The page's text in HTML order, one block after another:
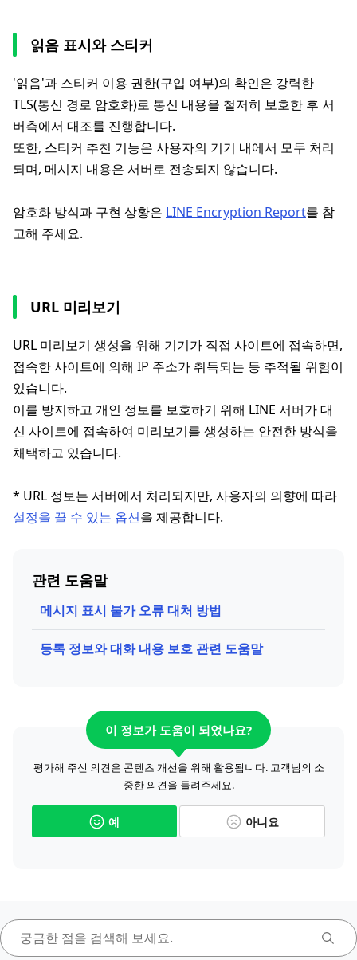
읽음 표시와 스티커
'읽음'과 스티커 이용 권한(구입 여부)의 확인은 강력한
TLS(통신 경로 암호화)로 통신 내용을 철저히 보호한 후 서
버측에서 대조를 진행합니다.
또한, 스티커 추천 기능은 사용자의 기기 내에서 모두 처리
되며, 메시지 내용은 서버로 전송되지 않습니다.
암호화 방식과 구현 상황은 LINE Encryption Report를 참
고해 주세요.
URL 미리보기
URL 미리보기 생성을 위해 기기가 직접 사이트에 접속하면,
접속한 사이트에 의해 IP 주소가 취득되는 등 추적될 위험이
있습니다.
이를 방지하고 개인 정보를 보호하기 위해 LINE 서버가 대
신 사이트에 접속하여 미리보기를 생성하는 안전한 방식을
채택하고 있습니다.
* URL 정보는 서버에서 처리되지만, 사용자의 의향에 따라
설정을 끌 수 있는 옵션을 제공합니다.
관련 도움말
메시지 표시 불가 오류 대처 방법
등록 정보와 대화 내용 보호 관련 도움말
이 정보가 도움이 되었나요?
평가해 주신 의견은 콘텐츠 개선을 위해 활용됩니다. 고객님의 소
중한 의견을 들려주세요.
예 아니요